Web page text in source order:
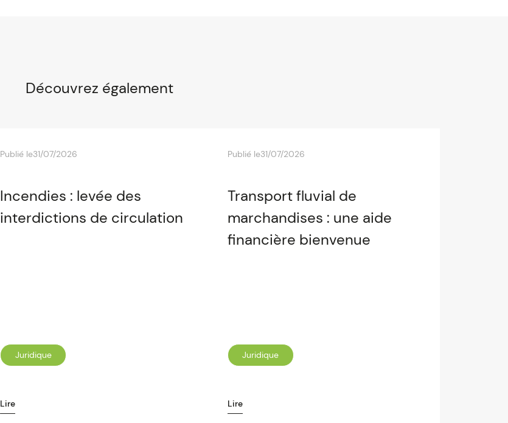
Découvrez également
Publié le31/07/2026
Incendies : levée des
interdictions de circulation
Juridique
Lire
Publié le31/07/2026
Transport fluvial de
marchandises : une aide
financière bienvenue
Juridique
Lire